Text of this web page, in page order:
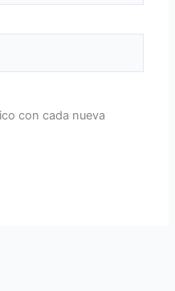
con cada nueva